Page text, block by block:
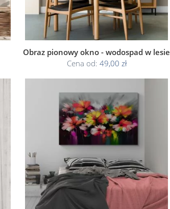
Obraz pionowy okno - wodospad w lesie
Cena od: 49,00 zł